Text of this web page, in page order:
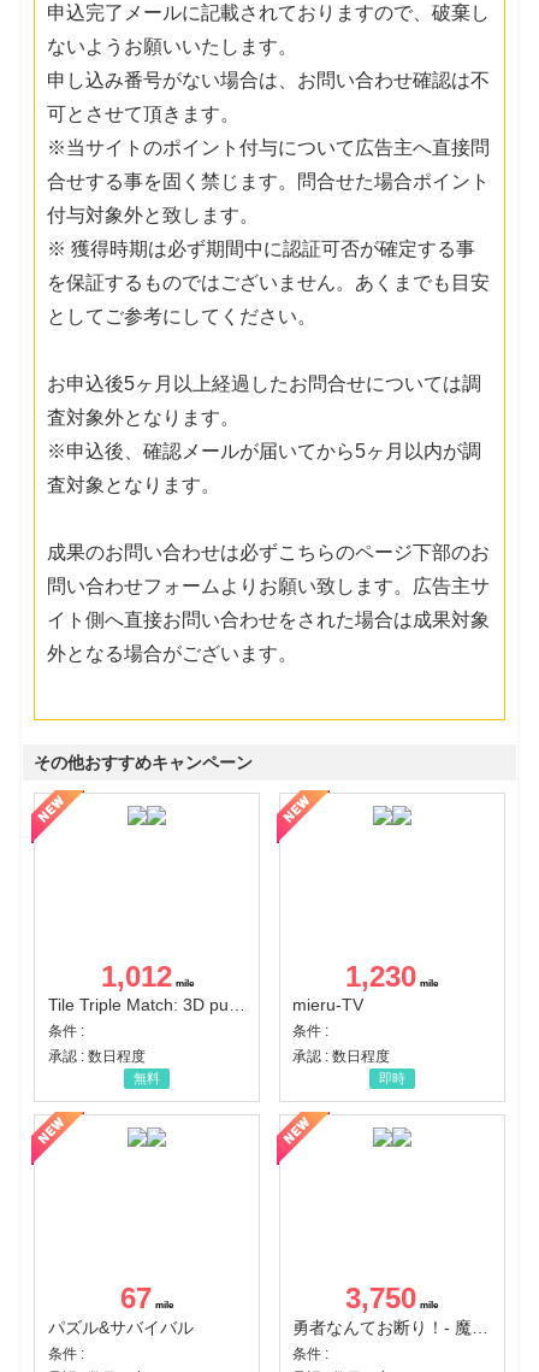
申込完了メールに記載されておりますので、破棄し
ないようお願いいたします。
申し込み番号がない場合は、お問い合わせ確認は不
可とさせて頂きます。
※当サイトのポイント付与について広告主へ直接問
合せする事を固く禁じます。問合せた場合ポイント
付与対象外と致します。
※ 獲得時期は必ず期間中に認証可否が確定する事
を保証するものではございません。あくまでも目安
としてご参考にしてください。
お申込後5ヶ月以上経過したお問合せについては調
査対象外となります。
※申込後、確認メールが届いてから5ヶ月以内が調
査対象となります。
成果のお問い合わせは必ずこちらのページ下部のお
問い合わせフォームよりお願い致します。広告主サ
イト側へ直接お問い合わせをされた場合は成果対象
外となる場合がございます。
その他おすすめキャンペーン
1,012
Tile Triple Match: 3D puzzle
条件 :
承認 : 数日程度
無料
1,230
mieru-TV
条件 :
承認 : 数日程度
即時
67
パズル&サバイバル
条件 :
3,750
条件 :